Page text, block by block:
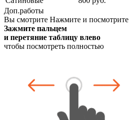
Доп.работы
Вы смотрите Нажмите и посмотрите
Зажмите пальцем
и перетяние таблицу влево
чтобы посмотреть полностью